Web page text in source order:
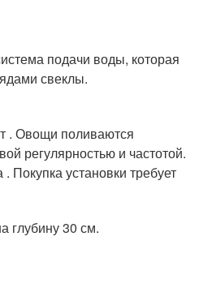
подачи воды, которая
свеклы.
. Овощи поливаются
регулярностью и частотой.
Покупка установки требует
глубину 30 см.